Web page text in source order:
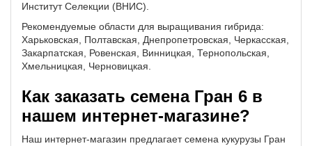
Институт Селекции (ВНИС).
Рекомендуемые области для выращивания гибрида:
Харьковская, Полтавская, Днепропетровская, Черкасская,
Закарпатская, Ровенская, Винницкая, Тернопольская,
Хмельницкая, Черновицкая.
Как заказать семена Гран 6 в
нашем интернет-магазине?
Наш интернет-магазин предлагает семена кукурузы Гран